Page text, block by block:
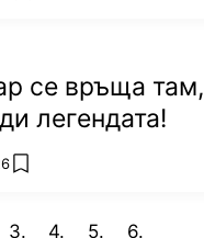
се връща там,
легендата!
add favorites